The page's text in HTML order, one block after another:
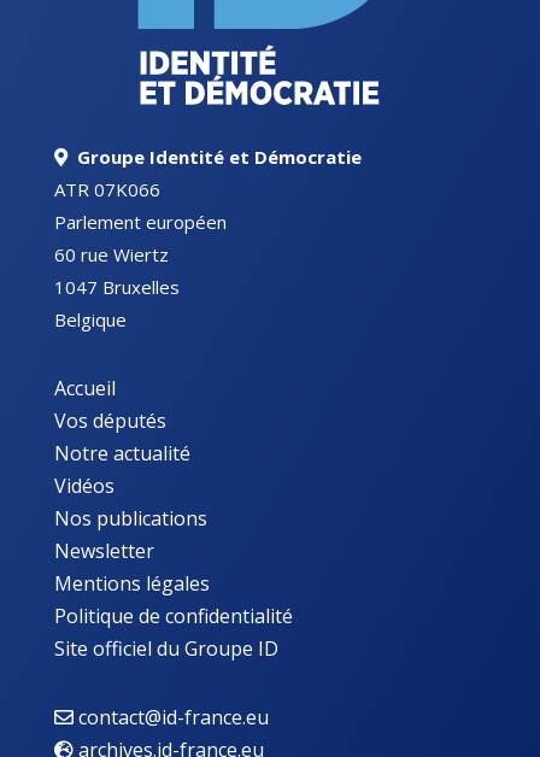
Groupe Identité et Démocratie
ATR 07K066
Parlement européen
60 rue Wiertz
1047 Bruxelles
Belgique
Accueil
Vos députés
Notre actualité
Vidéos
Nos publications
Newsletter
Mentions légales
Politique de confidentialité
Site officiel du Groupe ID
contact@id-france.eu
archives.id-france.eu